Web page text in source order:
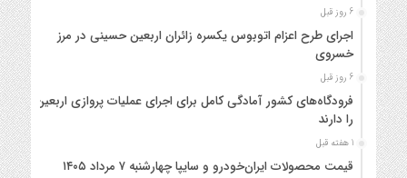
6 روز قبل
اجرای طرح اعزام اتوبوس یکسره زائران اربعین حسینی در مرز
خسروی
6 روز قبل
فرودگاه‌های کشور آمادگی کامل برای اجرای عملیات پروازی اربعین
را دارند
1 هفته قبل
قیمت محصولات ایران‌خودرو و سایپا چهارشنبه ۷ مرداد ۱۴۰۵